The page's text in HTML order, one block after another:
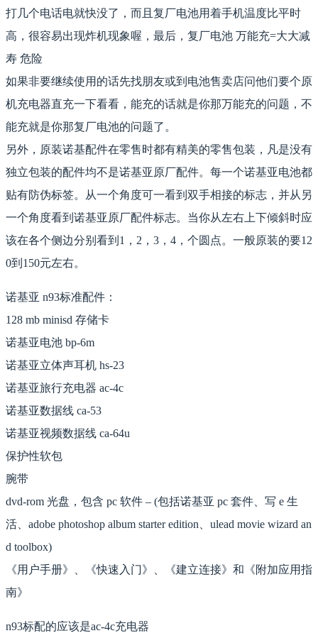
打几个电话电就快没了，而且复厂电池用着手机温度比平时
高，很容易出现炸机现象喔，最后，复厂电池 万能充=大大减
寿 危险
如果非要继续使用的话先找朋友或到电池售卖店问他们要个原
机充电器直充一下看看，能充的话就是你那万能充的问题，不
能充就是你那复厂电池的问题了。
另外，原装诺基配件在零售时都有精美的零售包装，凡是没有
独立包装的配件均不是诺基亚原厂配件。每一个诺基亚电池都
贴有防伪标签。从一个角度可一看到双手相接的标志，并从另
一个角度看到诺基亚原厂配件标志。当你从左右上下倾斜时应
该在各个侧边分别看到1，2，3，4，个圆点。一般原装的要12
0到150元左右。
诺基亚 n93标准配件：
128 mb minisd 存储卡
诺基亚电池 bp-6m
诺基亚立体声耳机 hs-23
诺基亚旅行充电器 ac-4c
诺基亚数据线 ca-53
诺基亚视频数据线 ca-64u
保护性软包
腕带
dvd-rom 光盘，包含 pc 软件 – (包括诺基亚 pc 套件、写 e 生
活、adobe photoshop album starter edition、ulead movie wizard an
d toolbox)
《用户手册》、《快速入门》、《建立连接》和《附加应用指
南》
n93标配的应该是ac-4c充电器